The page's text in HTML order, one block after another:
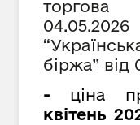
04.05
біржа” від
- ціна
квітень